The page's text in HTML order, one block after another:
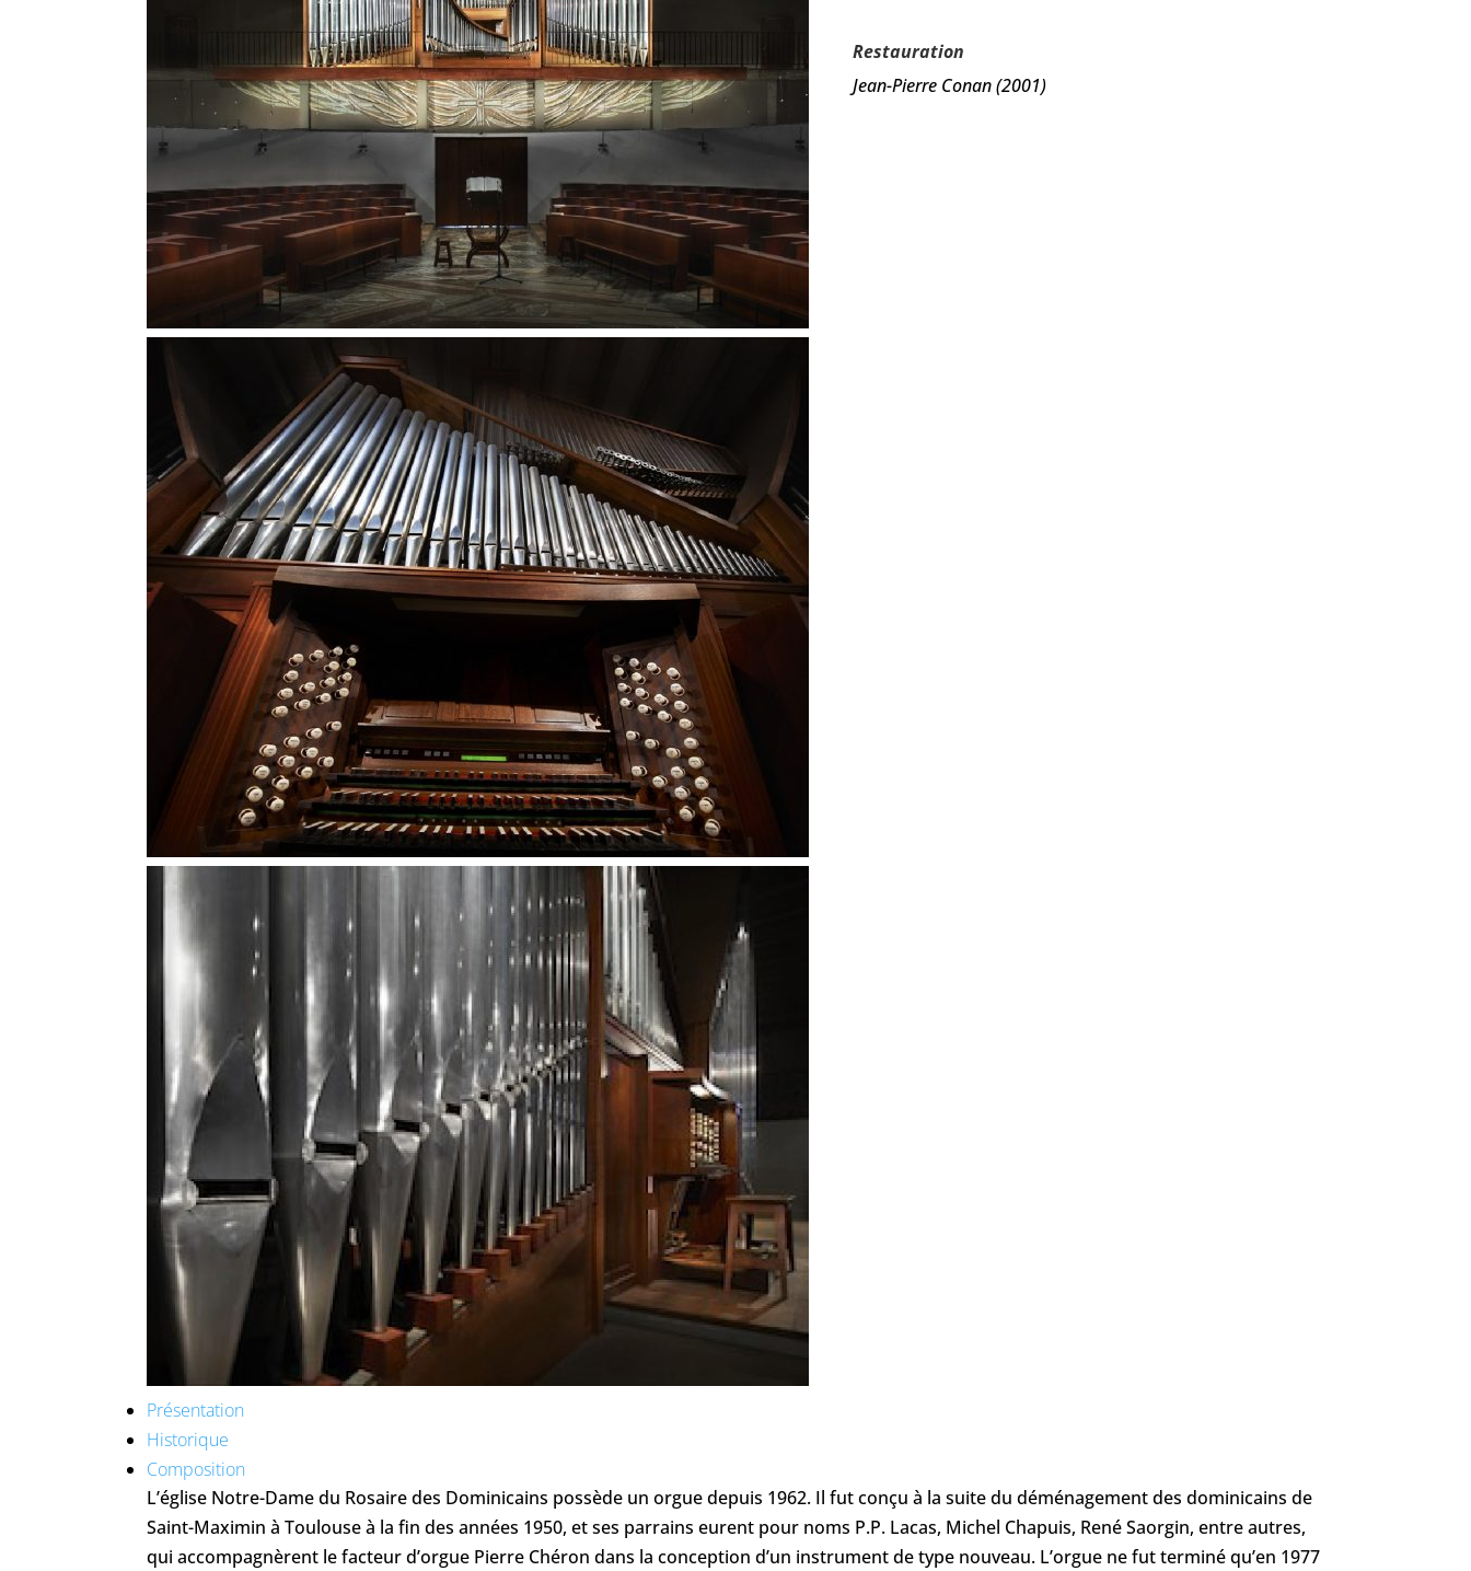
Restauration
Jean-Pierre Conan (2001)
Présentation
Historique
Composition
L’église Notre-Dame du Rosaire des Dominicains possède un orgue depuis 1962. Il fut conçu à la suite du déménagement des dominicains de
Saint-Maximin à Toulouse à la fin des années 1950, et ses parrains eurent pour noms P.P. Lacas, Michel Chapuis, René Saorgin, entre autres,
qui accompagnèrent le facteur d’orgue Pierre Chéron dans la conception d’un instrument de type nouveau. L’orgue ne fut terminé qu’en 1977